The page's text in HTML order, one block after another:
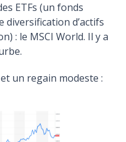
ETFs (un fonds
diversification d’actifs
: le MSCI World. Il y a
un regain modeste :